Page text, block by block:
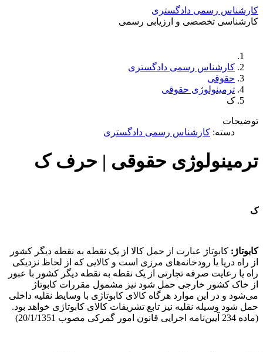
کارشناس رسمی دادگستری
کارشناسی تخصصی و ارزیابی رسمی
کارشناس رسمی دادگستری
حقوقی
ترمینولوژی حقوقی
ک
توضیحات
دسته: کارشناس رسمی دادگستری
ترمینولوژی حقوقی | حرف ک
ک
کابوتاژ : کابوتاژ عبارت از حمل کالا از یک نقطه به نقطه دیگر کشور
از راه دریا یا رودخانه‌های مرزی است و کالایی که از لحاظ نزدیکی
راه یا رعایت صرفه تجارتی از یک نقطه به نقطه دیگر کشور با عبور
از خاک کشور خارجی حمل شود نیز مشمول مقررات کابوتاژ
می‌شود و در این موارد هرگاه کالای کابوتاژی با وسایط نقلیه داخلی
حمل شود وسیله نقلیه نیز تابع تشریفات کالای کابوتاژی خواهد بود.
(ماده 234 آیین‌نامه اجرایی قانون امور گمرکی مصوب 20/1/1351)